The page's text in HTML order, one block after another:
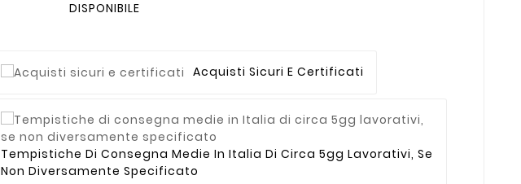
DISPONIBILE
Acquisti Sicuri E Certificati
Tempistiche Di Consegna Medie In Italia Di Circa 5gg Lavorativi, Se
Non Diversamente Specificato